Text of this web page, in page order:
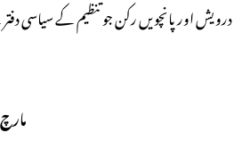
درویش اور پانچویں رکن جو تنظیم کے سیاسی
مارچ 2025 تک عبوری قیادت